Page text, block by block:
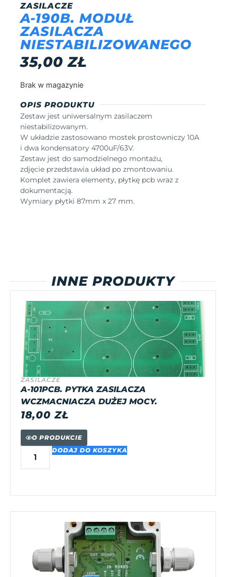
ZASILACZE
A-190B. MODUŁ
ZASILACZA
NIESTABILIZOWANEGO
35,00ZŁ
Brak w magazynie
OPIS PRODUKTU
Zestaw jest uniwersalnym zasilaczem
niestabilizowanym.
W układzie zastosowano mostek prostowniczy 10A
i dwa kondensatory 4700uF/63V.
Zestaw jest do samodzielnego montażu,
zdjęcie przedstawia układ po zmontowaniu.
Komplet zawiera elementy, płytkę pcb wraz z
dokumentacją.
Wymiary płytki 87mm x 27 mm.
INNE PRODUKTY
ZASILACZE
A-101PCB. PYTKA ZASILACZA
WCZMACNIACZA DUŻEJ MOCY.
18,00ZŁ
O PRODUKCIE
DODAJ DO KOSZYKA